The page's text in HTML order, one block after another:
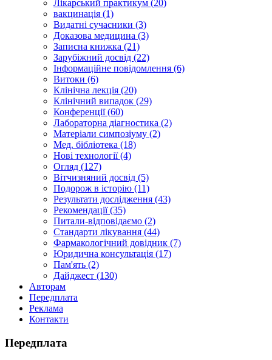
Лікарський практикум (20)
вакцинація (1)
Видатні сучасники (3)
Доказова медицина (3)
Записна книжка (21)
Зарубіжний досвід (22)
Інформаційне повідомлення (6)
Витоки (6)
Клінічна лекція (20)
Клінічний випадок (29)
Конференції (60)
Лабораторна діагностика (2)
Матеріали симпозіуму (2)
Мед. бібліотека (18)
Нові технології (4)
Огляд (127)
Вітчизняний досвід (5)
Подорож в історію (11)
Результати дослідження (43)
Рекомендації (35)
Питали-відповідаємо (2)
Стандарти лікування (44)
Фармакологічний довідник (7)
Юридична консультація (17)
Пам'ять (2)
Дайджест (130)
Авторам
Передплата
Реклама
Контакти
Передплата